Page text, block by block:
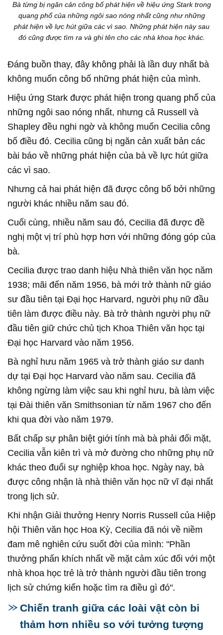
Bà từng bị ngăn cản công bố phát hiện về hiệu ứng Stark trong
quang phổ của những ngôi sao nóng nhất cũng như những
phát hiện về lực hút giữa các vì sao. Những phát hiện này sau
đó cũng được tìm ra và ghi tên cho các nhà khoa học khác.
Đáng buồn thay, đây không phải là lần duy nhất bà
không muốn công bố những phát hiện của mình.
Hiệu ứng Stark được phát hiện trong quang phổ của
những ngôi sao nóng nhất, nhưng cả Russell và
Shapley đều nghi ngờ và không muốn Cecilia công
bố điều đó. Cecilia cũng bị ngăn cản xuất bản các
bài báo về những phát hiện của bà về lực hút giữa
các vì sao.
Nhưng cả hai phát hiện đã được công bố bởi những
người khác nhiều năm sau đó.
Cuối cùng, nhiều năm sau đó, Cecilia đã được đề
nghị một vị trí phù hợp hơn với những đóng góp của
bà.
Cecilia được trao danh hiệu Nhà thiên văn học năm
1938; mãi đến năm 1956, bà mới trở thành nữ giáo
sư đầu tiên tại Đại học Harvard, người phụ nữ đầu
tiên làm được điều này. Bà trở thành người phụ nữ
đầu tiên giữ chức chủ tịch Khoa Thiên văn học tại
Đại học Harvard vào năm 1956.
Bà nghỉ hưu năm 1965 và trở thành giáo sư danh
dự tại Đại học Harvard vào năm sau. Cecilia đã
không ngừng làm việc sau khi nghỉ hưu, bà làm việc
tại Đài thiên văn Smithsonian từ năm 1967 cho đến
khi qua đời vào năm 1979.
Bất chấp sự phân biệt giới tính mà bà phải đối mặt,
Cecilia vẫn kiên trì và mở đường cho những phụ nữ
khác theo đuổi sự nghiệp khoa học. Ngày nay, bà
được công nhận là nhà thiên văn học nữ vĩ đại nhất
trong lịch sử.
Khi nhận Giải thưởng Henry Norris Russell của Hiệp
hội Thiên văn học Hoa Kỳ, Cecilia đã nói về niềm
đam mê nghiên cứu suốt đời của mình: "Phần
thưởng phấn khích nhất về mặt cảm xúc đối với một
nhà khoa học trẻ là trở thành người đầu tiên trong
lịch sử chứng kiến hoặc tìm ra điều gì đó".
Chiến tranh giữa các loài vật còn bi
thảm hơn nhiều so với tưởng tượng